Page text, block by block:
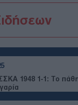
1948 1-1: Το